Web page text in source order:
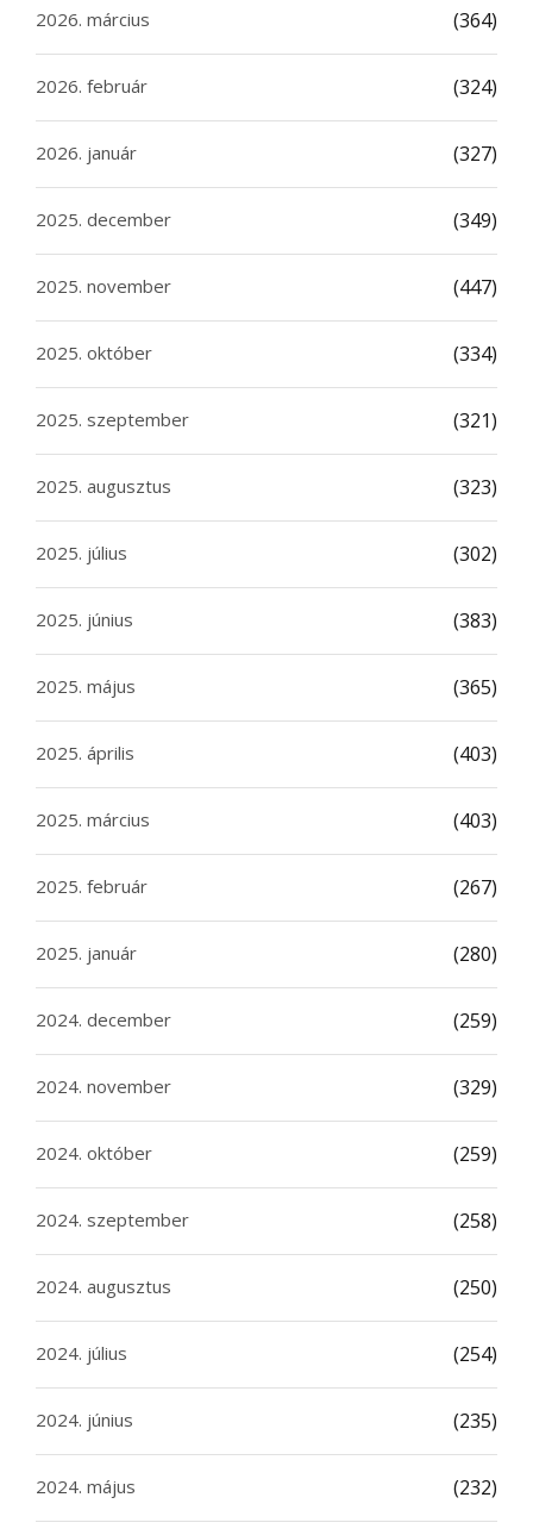
2026. március (364)
2026. február (324)
2026. január (327)
2025. december (349)
2025. november (447)
2025. október (334)
2025. szeptember (321)
2025. augusztus (323)
2025. július (302)
2025. június (383)
2025. május (365)
2025. április (403)
2025. március (403)
2025. február (267)
2025. január (280)
2024. december (259)
2024. november (329)
2024. október (259)
2024. szeptember (258)
2024. augusztus (250)
2024. július (254)
2024. június (235)
2024. május (232)